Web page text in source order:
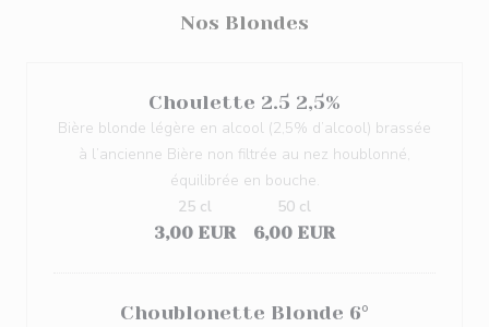
Nos Blondes
Choulette 2.5 2,5%
Bière blonde légère en alcool (2,5% d’alcool) brassée
à l’ancienne Bière non filtrée au nez houblonné,
équilibrée en bouche.
3,00 EUR
25 cl
6,00 EUR
50 cl
Choublonette Blonde 6°